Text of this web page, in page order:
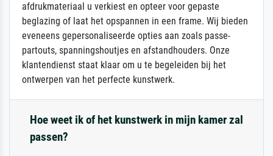
afdrukmateriaal u verkiest en opteer voor gepaste
beglazing of laat het opspannen in een frame. Wij bieden
eveneens gepersonaliseerde opties aan zoals passe-
partouts, spanningshoutjes en afstandhouders. Onze
klantendienst staat klaar om u te begeleiden bij het
ontwerpen van het perfecte kunstwerk.
Hoe weet ik of het kunstwerk in mijn kamer zal
passen?